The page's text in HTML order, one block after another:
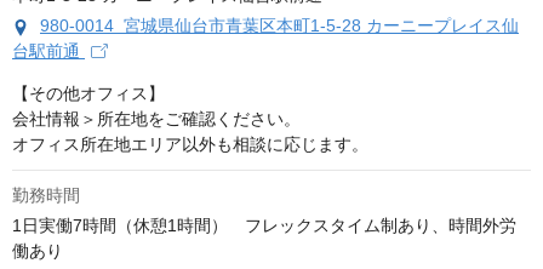
980-0014 宮城県仙台市青葉区本町1-5-28 カーニープレイス仙
台駅前通
【その他オフィス】
会社情報＞所在地をご確認ください。
オフィス所在地エリア以外も相談に応じます。
勤務時間
1日実働7時間（休憩1時間）　フレックスタイム制あり、時間外労
働あり